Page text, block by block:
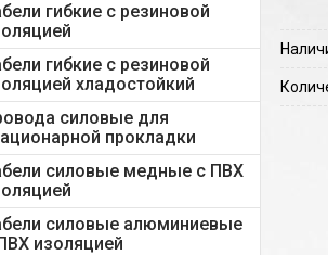
гибкие с резиновой
гибкие с резиновой
хладостойкий
силовые для
прокладки
силовые медные с ПВХ
силовые алюминиевые
изоляцией